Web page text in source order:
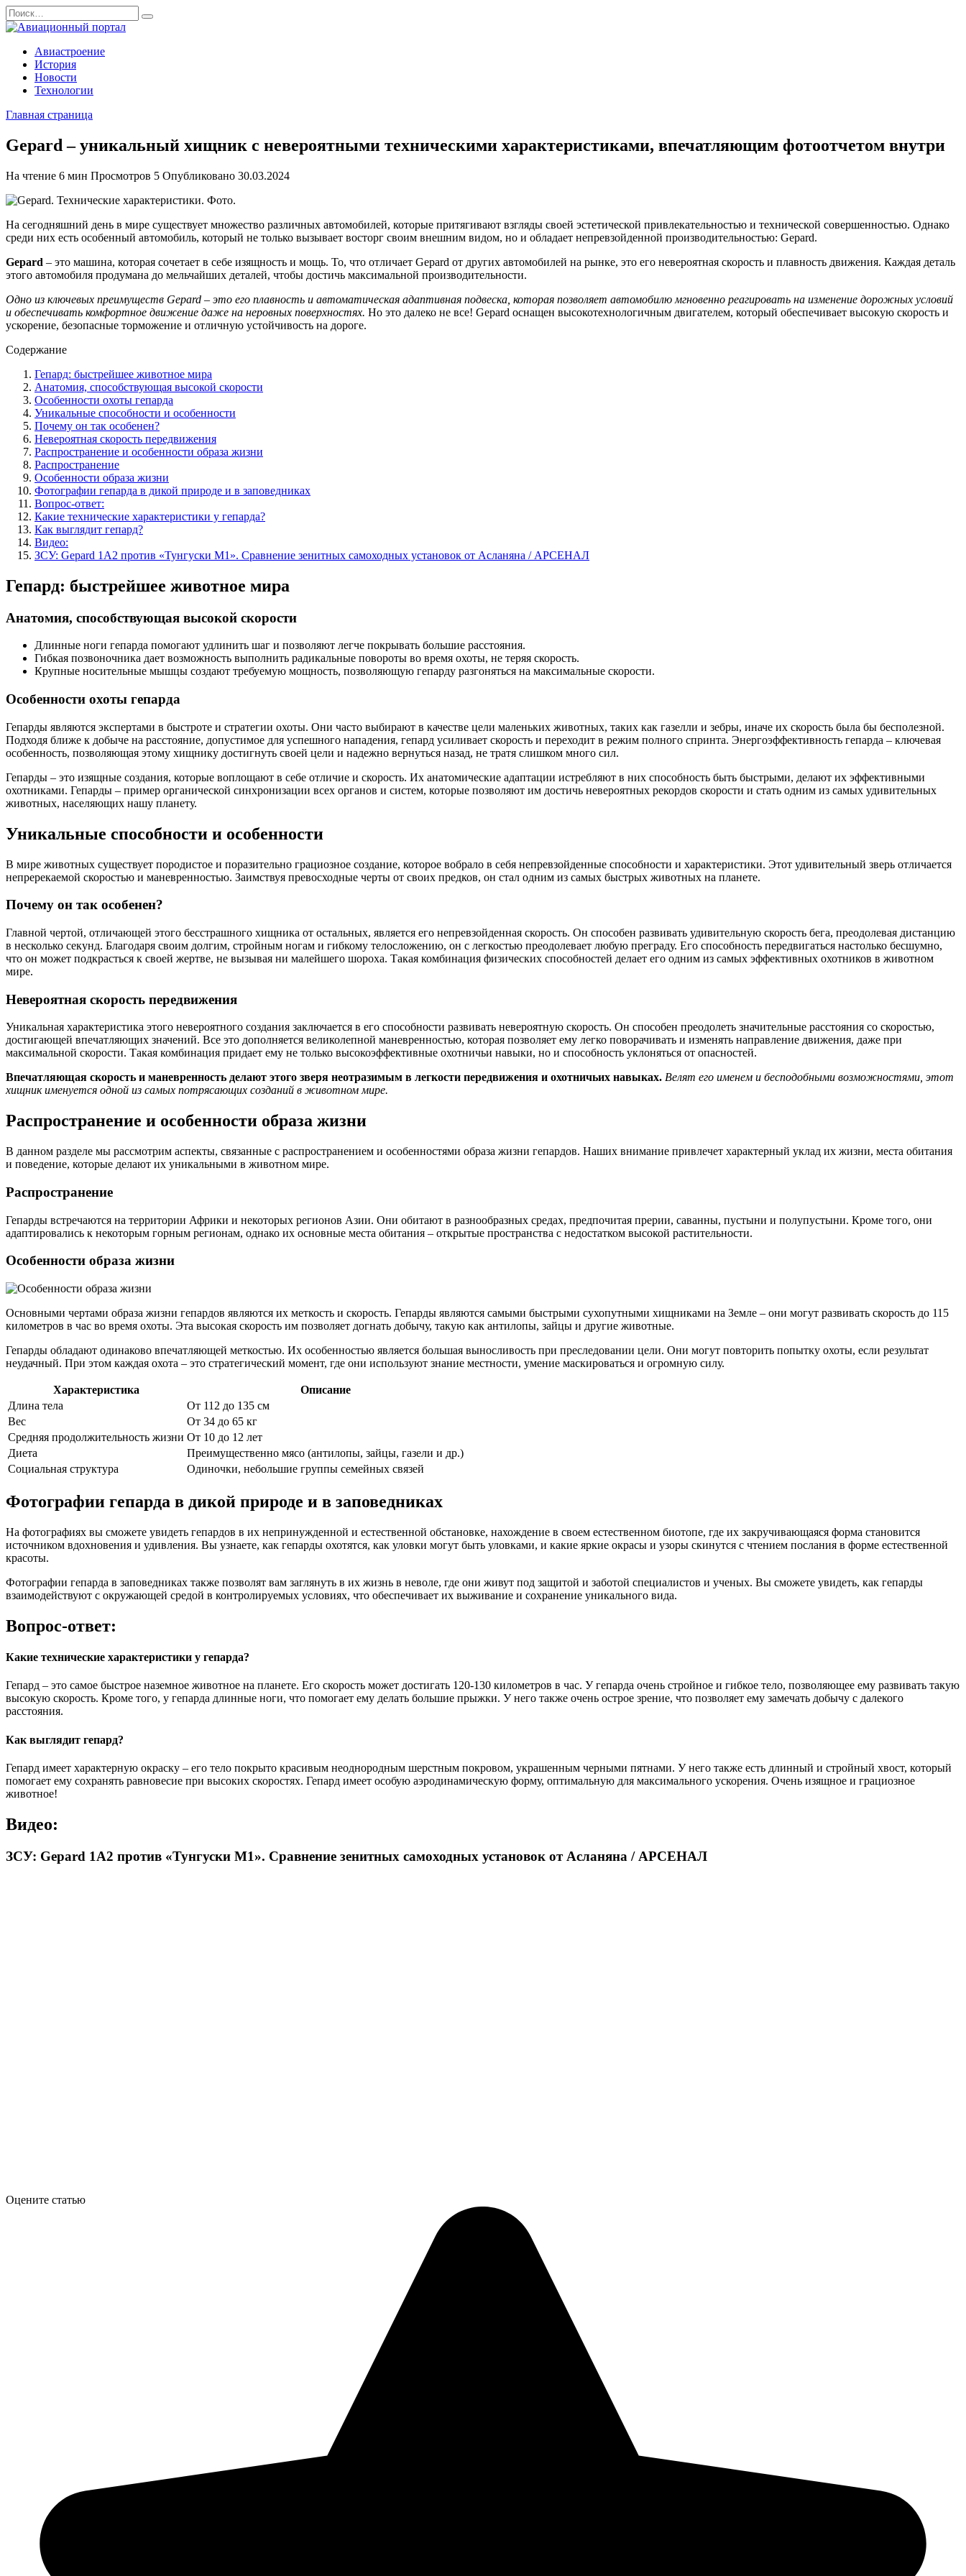
Перейти
к
содержанию
Search
for:
Авиастроение
История
Новости
Технологии
Главная страница
Gepard – уникальный хищник с невероятными техническими характеристиками, впечатляющим фотоотчетом внутри
На чтение 6 мин Просмотров 5 Опубликовано 30.03.2024
На сегодняшний день в мире существует множество различных автомобилей, которые притягивают взгляды своей эстетической привлекательностью и технической совершенностью. Однако
среди них есть особенный автомобиль, который не только вызывает восторг своим внешним видом, но и обладает непревзойденной производительностью: Gepard.
Gepard – это машина, которая сочетает в себе изящность и мощь. То, что отличает Gepard от других автомобилей на рынке, это его невероятная скорость и плавность движения. Каждая деталь
этого автомобиля продумана до мельчайших деталей, чтобы достичь максимальной производительности.
Одно из ключевых преимуществ Gepard – это его плавность и автоматическая адаптивная подвеска, которая позволяет автомобилю мгновенно реагировать на изменение дорожных условий
и обеспечивать комфортное движение даже на неровных поверхностях. Но это далеко не все! Gepard оснащен высокотехнологичным двигателем, который обеспечивает высокую скорость и
ускорение, безопасные торможение и отличную устойчивость на дороге.
Содержание
Гепард: быстрейшее животное мира
Анатомия, способствующая высокой скорости
Особенности охоты гепарда
Уникальные способности и особенности
Почему он так особенен?
Невероятная скорость передвижения
Распространение и особенности образа жизни
Распространение
Особенности образа жизни
Фотографии гепарда в дикой природе и в заповедниках
Вопрос-ответ:
Какие технические характеристики у гепарда?
Как выглядит гепард?
Видео:
ЗСУ: Gepard 1A2 против «Тунгуски М1». Сравнение зенитных самоходных установок от Асланяна / АРСЕНАЛ
Гепард: быстрейшее животное мира
Анатомия, способствующая высокой скорости
Длинные ноги гепарда помогают удлинить шаг и позволяют легче покрывать большие расстояния.
Гибкая позвоночника дает возможность выполнить радикальные повороты во время охоты, не теряя скорость.
Крупные носительные мышцы создают требуемую мощность, позволяющую гепарду разгоняться на максимальные скорости.
Особенности охоты гепарда
Гепарды являются экспертами в быстроте и стратегии охоты. Они часто выбирают в качестве цели маленьких животных, таких как газелли и зебры, иначе их скорость была бы бесполезной.
Подходя ближе к добыче на расстояние, допустимое для успешного нападения, гепард усиливает скорость и переходит в режим полного спринта. Энергоэффективность гепарда – ключевая
особенность, позволяющая этому хищнику достигнуть своей цели и надежно вернуться назад, не тратя слишком много сил.
Гепарды – это изящные создания, которые воплощают в себе отличие и скорость. Их анатомические адаптации истребляют в них способность быть быстрыми, делают их эффективными
охотниками. Гепарды – пример органической синхронизации всех органов и систем, которые позволяют им достичь невероятных рекордов скорости и стать одним из самых удивительных
животных, населяющих нашу планету.
Уникальные способности и особенности
В мире животных существует породистое и поразительно грациозное создание, которое вобрало в себя непревзойденные способности и характеристики. Этот удивительный зверь отличается
непререкаемой скоростью и маневренностью. Заимствуя превосходные черты от своих предков, он стал одним из самых быстрых животных на планете.
Почему он так особенен?
Главной чертой, отличающей этого бесстрашного хищника от остальных, является его непревзойденная скорость. Он способен развивать удивительную скорость бега, преодолевая дистанцию
в несколько секунд. Благодаря своим долгим, стройным ногам и гибкому телосложению, он с легкостью преодолевает любую преграду. Его способность передвигаться настолько бесшумно,
что он может подкрасться к своей жертве, не вызывая ни малейшего шороха. Такая комбинация физических способностей делает его одним из самых эффективных охотников в животном
мире.
Невероятная скорость передвижения
Уникальная характеристика этого невероятного создания заключается в его способности развивать невероятную скорость. Он способен преодолеть значительные расстояния со скоростью,
достигающей впечатляющих значений. Все это дополняется великолепной маневренностью, которая позволяет ему легко поворачивать и изменять направление движения, даже при
максимальной скорости. Такая комбинация придает ему не только высокоэффективные охотничьи навыки, но и способность уклоняться от опасностей.
Впечатляющая скорость и маневренность делают этого зверя неотразимым в легкости передвижения и охотничьих навыках. Велят его именем и бесподобными возможностями, этот
хищник именуется одной из самых потрясающих созданий в животном мире.
Распространение и особенности образа жизни
В данном разделе мы рассмотрим аспекты, связанные с распространением и особенностями образа жизни гепардов. Наших внимание привлечет характерный уклад их жизни, места обитания
и поведение, которые делают их уникальными в животном мире.
Распространение
Гепарды встречаются на территории Африки и некоторых регионов Азии. Они обитают в разнообразных средах, предпочитая прерии, саванны, пустыни и полупустыни. Кроме того, они
адаптировались к некоторым горным регионам, однако их основные места обитания – открытые пространства с недостатком высокой растительности.
Особенности образа жизни
Основными чертами образа жизни гепардов являются их меткость и скорость. Гепарды являются самыми быстрыми сухопутными хищниками на Земле – они могут развивать скорость до 115
километров в час во время охоты. Эта высокая скорость им позволяет догнать добычу, такую как антилопы, зайцы и другие животные.
Гепарды обладают одинаково впечатляющей меткостью. Их особенностью является большая выносливость при преследовании цели. Они могут повторить попытку охоты, если результат
неудачный. При этом каждая охота – это стратегический момент, где они используют знание местности, умение маскироваться и огромную силу.
Характеристика
Описание
Длина тела
От 112 до 135 см
Вес
От 34 до 65 кг
Средняя продолжительность жизни От 10 до 12 лет
Диета
Преимущественно мясо (антилопы, зайцы, газели и др.)
Социальная структура
Одиночки, небольшие группы семейных связей
Фотографии гепарда в дикой природе и в заповедниках
На фотографиях вы сможете увидеть гепардов в их непринужденной и естественной обстановке, нахождение в своем естественном биотопе, где их закручивающаяся форма становится
источником вдохновения и удивления. Вы узнаете, как гепарды охотятся, как уловки могут быть уловками, и какие яркие окрасы и узоры скинутся с чтением послания в форме естественной
красоты.
Фотографии гепарда в заповедниках также позволят вам заглянуть в их жизнь в неволе, где они живут под защитой и заботой специалистов и ученых. Вы сможете увидеть, как гепарды
взаимодействуют с окружающей средой в контролируемых условиях, что обеспечивает их выживание и сохранение уникального вида.
Вопрос-ответ:
Какие технические характеристики у гепарда?
Гепард – это самое быстрое наземное животное на планете. Его скорость может достигать 120-130 километров в час. У гепарда очень стройное и гибкое тело, позволяющее ему развивать такую
высокую скорость. Кроме того, у гепарда длинные ноги, что помогает ему делать большие прыжки. У него также очень острое зрение, что позволяет ему замечать добычу с далекого
расстояния.
Как выглядит гепард?
Гепард имеет характерную окраску – его тело покрыто красивым неоднородным шерстным покровом, украшенным черными пятнами. У него также есть длинный и стройный хвост, который
помогает ему сохранять равновесие при высоких скоростях. Гепард имеет особую аэродинамическую форму, оптимальную для максимального ускорения. Очень изящное и грациозное
животное!
Видео:
ЗСУ: Gepard 1A2 против «Тунгуски М1». Сравнение зенитных самоходных установок от Асланяна / АРСЕНАЛ
Оцените статью